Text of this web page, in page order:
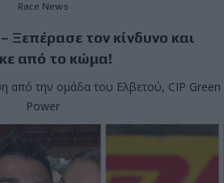
Race News
Ξεπέρασε τον κίνδυνο και
από το κώμα!
από την ομάδα του Ελβετού, CIP Green
Power